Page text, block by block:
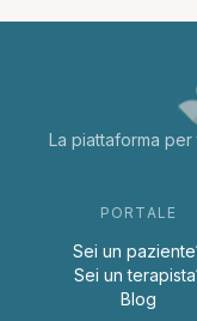
La piattaforma
PORTALE
Sei un
Sei un
Blog